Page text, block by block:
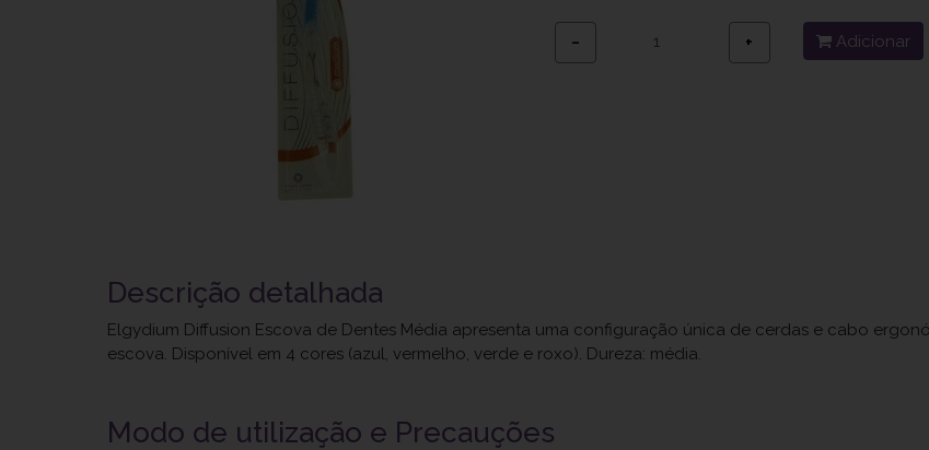
− + Adicionar
Descrição detalhada
Elgydium Diffusion Escova de Dentes Média apresenta uma configuração única de cerdas e cabo
escova. Disponível em 4 cores (azul, vermelho, verde e roxo). Dureza: média.
Modo de utilização e Precauções